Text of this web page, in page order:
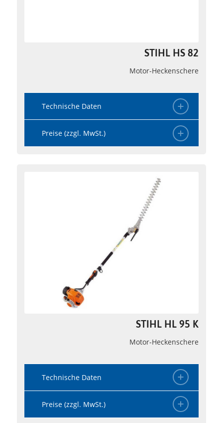
STIHL HS 82
Motor-Heckenschere
Technische Daten
Preise (zzgl. MwSt.)
STIHL HL 95 K
Motor-Heckenschere
Technische Daten
Preise (zzgl. MwSt.)